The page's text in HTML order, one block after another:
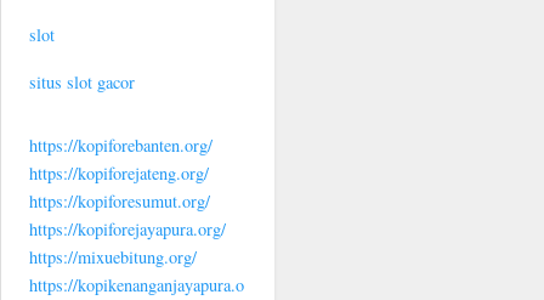
slot
situs slot gacor
https://kopiforebanten.org/
https://kopiforejateng.org/
https://kopiforesumut.org/
https://kopiforejayapura.org/
https://mixuebitung.org/
https://kopikenanganjayapura.o